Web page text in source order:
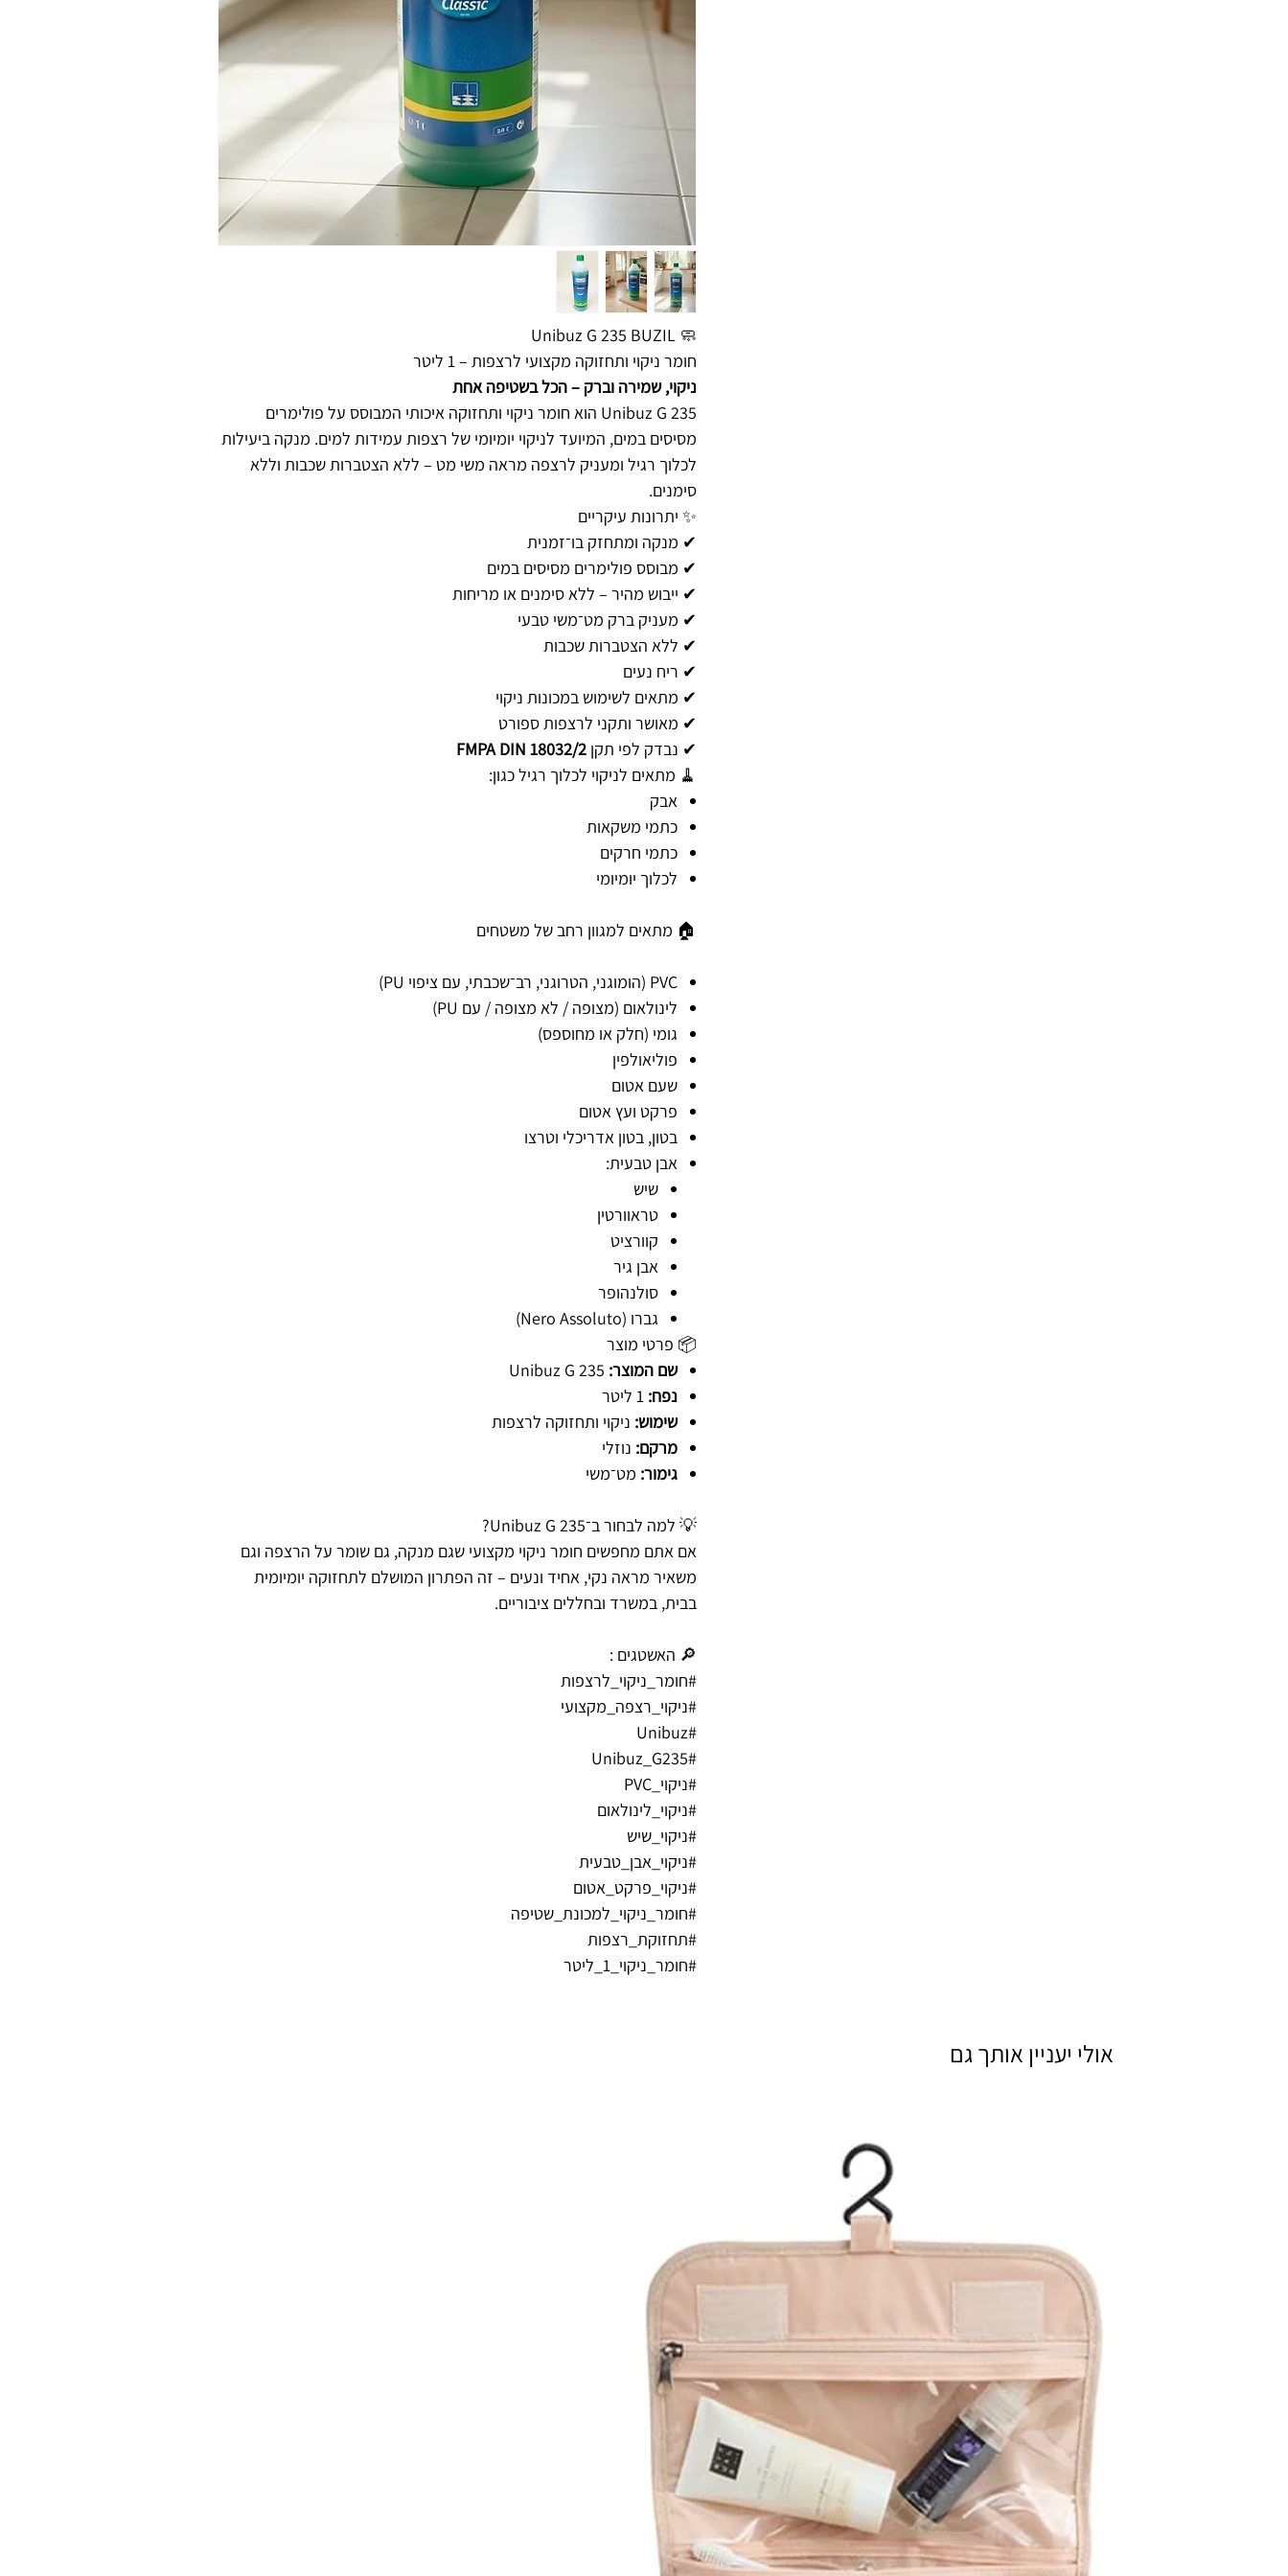
🧼 Unibuz G 235 BUZIL
חומר ניקוי ותחזוקה מקצועי לרצפות – 1 ליטר
ניקוי, שמירה וברק – הכל בשטיפה אחת
Unibuz G 235 הוא חומר ניקוי ותחזוקה איכותי המבוסס על פולימרים
מסיסים במים, המיועד לניקוי יומיומי של רצפות עמידות למים. מנקה ביעילות
לכלוך רגיל ומעניק לרצפה מראה משי מט – ללא הצטברות שכבות וללא
סימנים.
✨ יתרונות עיקריים
✔ מנקה ומתחזק בו־זמנית
✔ מבוסס פולימרים מסיסים במים
✔ ייבוש מהיר – ללא סימנים או מריחות
✔ מעניק ברק מט־משי טבעי
✔ ללא הצטברות שכבות
✔ ריח נעים
✔ מתאים לשימוש במכונות ניקוי
✔ מאושר ותקני לרצפות ספורט
✔ נבדק לפי תקן FMPA DIN 18032/2
🧹 מתאים לניקוי לכלוך רגיל כגון:
אבק
כתמי משקאות
כתמי חרקים
לכלוך יומיומי
🏠 מתאים למגוון רחב של משטחים
PVC (הומוגני, הטרוגני, רב־שכבתי, עם ציפוי PU)
לינולאום (מצופה / לא מצופה / עם PU)
גומי (חלק או מחוספס)
פוליאולפין
שעם אטום
פרקט ועץ אטום
בטון, בטון אדריכלי וטרצו
אבן טבעית:
שיש
טראוורטין
קוורציט
אבן גיר
סולנהופר
גברו (Nero Assoluto)
📦 פרטי מוצר
שם המוצר:
נפח:
שימוש: ניקוי ותחזוקה לרצפות
מרקם: נוזלי
גימור: מט־משי
💡 למה לבחור ב־Unibuz G 235?
אם אתם מחפשים חומר ניקוי מקצועי שגם מנקה, גם שומר על הרצפה וגם
משאיר מראה נקי, אחיד ונעים – זה הפתרון המושלם לתחזוקה יומיומית
בבית, במשרד ובחללים ציבוריים.
🔎 האשטגים :
#חומר_ניקוי_לרצפות
#ניקוי_רצפה_מקצועי
#Unibuz
#Unibuz_G235
#ניקוי_PVC
#ניקוי_לינולאום
#ניקוי_שיש
#ניקוי_אבן_טבעית
#ניקוי_פרקט_אטום
#חומר_ניקוי_למכונת_שטיפה
#תחזוקת_רצפות
#חומר_ניקוי_1_ליטר
אולי יעניין אותך גם